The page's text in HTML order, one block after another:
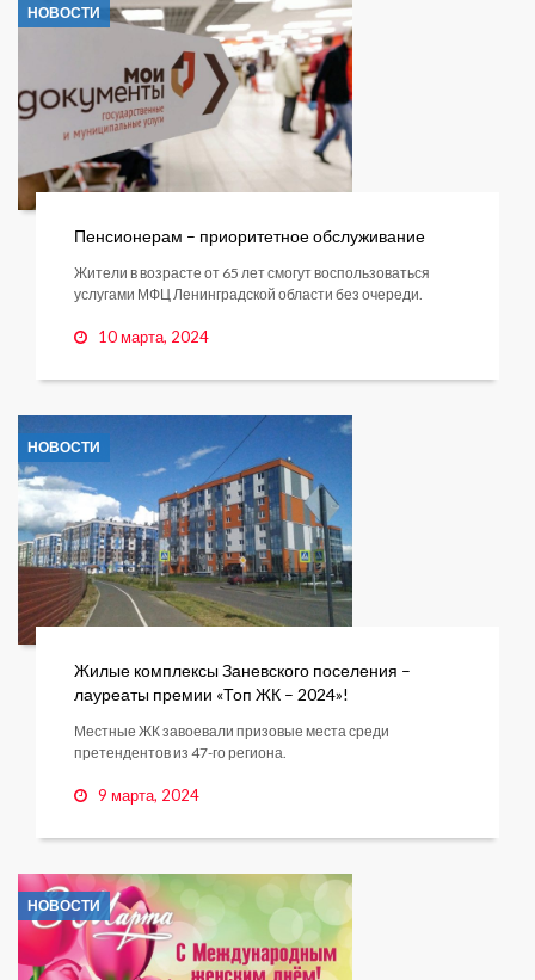
НОВОСТИ
Пенсионерам – приоритетное обслуживание
Жители в возрасте от 65 лет смогут воспользоваться
услугами МФЦ Ленинградской области без очереди.
10 марта, 2024
НОВОСТИ
Жилые комплексы Заневского поселения –
лауреаты премии «Топ ЖК – 2024»!
Местные ЖК завоевали призовые места среди
претендентов из 47-го региона.
9 марта, 2024
НОВОСТИ